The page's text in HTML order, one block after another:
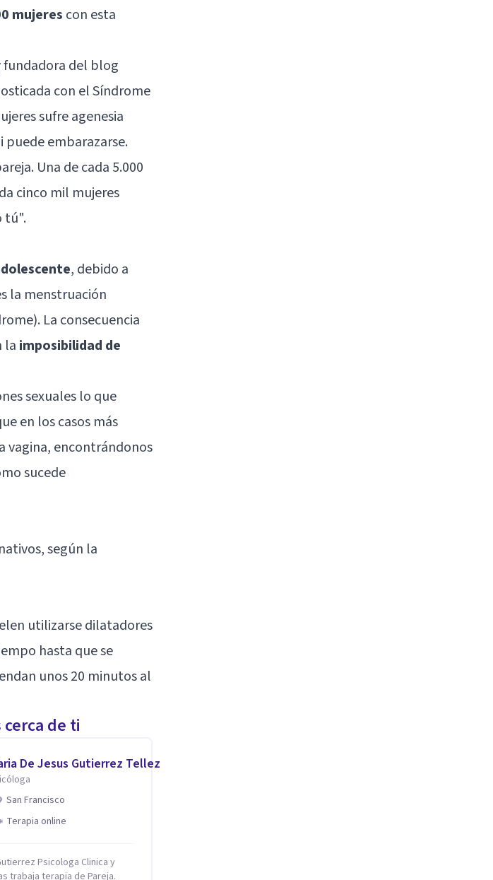
mujeres con esta
fundadora del blog
con el Síndrome
sufre agenesia
puede embarazarse.
Una de cada 5.000
cinco mil mujeres
tú".
, debido a
la menstruación
La consecuencia
la imposibilidad de
sexuales lo que
en los casos más
vagina, encontrándonos
sucede
según la
utilizarse dilatadores
hasta que se
unos 20 minutos al
de ti
De Jesus Gutierrez Tellez
San Francisco
Terapia online
Clinica y
trabaja terapia de Pareja.